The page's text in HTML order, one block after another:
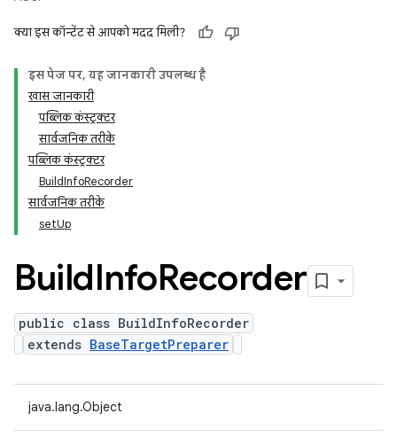
क्या इस कॉन्टेंट से आपको मदद मिली?
इस पेज पर, यह जानकारी उपलब्ध है
खास जानकारी
पब्लिक कंस्ट्रक्टर
सार्वजनिक तरीके
पब्लिक कंस्ट्रक्टर
BuildInfoRecorder
सार्वजनिक तरीके
setUp
BuildInfoRecorder
public class BuildInfoRecorder
extends BaseTargetPreparer
java.lang.Object